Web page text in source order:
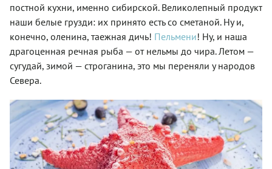
постной кухни, именно сибирской. Великолепный продукт
наши белые грузди: их принято есть со сметаной. Ну и,
конечно, оленина, таежная дичь! Пельмени! Ну, и наша
драгоценная речная рыба — от нельмы до чира. Летом —
сугудай, зимой — строганина, это мы переняли у народов
Севера.